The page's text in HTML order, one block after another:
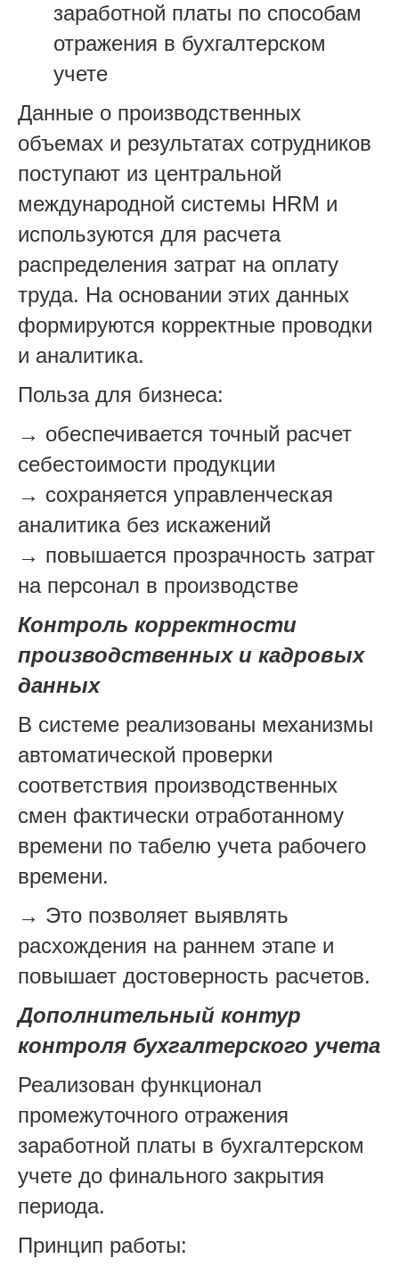
заработной платы по способам
отражения в бухгалтерском
учете
Данные о производственных
объемах и результатах сотрудников
поступают из центральной
международной системы HRM и
используются для расчета
распределения затрат на оплату
труда. На основании этих данных
формируются корректные проводки
и аналитика.
Польза для бизнеса:
→ обеспечивается точный расчет
себестоимости продукции
→ сохраняется управленческая
аналитика без искажений
→ повышается прозрачность затрат
на персонал в производстве
Контроль корректности
производственных и кадровых
данных
В системе реализованы механизмы
автоматической проверки
соответствия производственных
смен фактически отработанному
времени по табелю учета рабочего
времени.
→ Это позволяет выявлять
расхождения на раннем этапе и
повышает достоверность расчетов.
Дополнительный контур
контроля бухгалтерского учета
Реализован функционал
промежуточного отражения
заработной платы в бухгалтерском
учете до финального закрытия
периода.
Принцип работы: